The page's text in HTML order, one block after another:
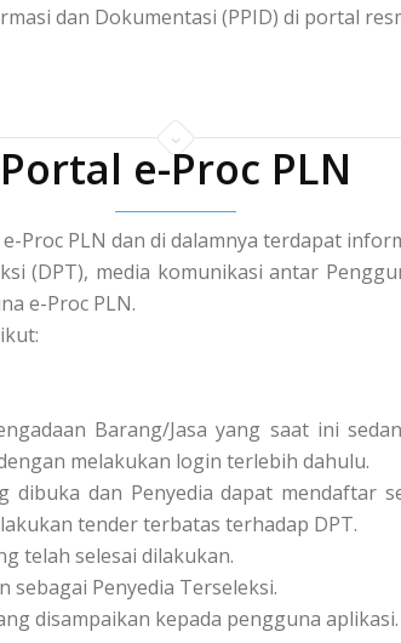
dan Dokumentasi (PPID) di portal
Portal e-Proc PLN
Proc PLN dan di dalamnya terdapat
(DPT), media komunikasi antar
e-Proc PLN.
Barang/Jasa yang saat ini
melakukan login terlebih dahulu.
dan Penyedia dapat mendaftar
tender terbatas terhadap DPT.
telah selesai dilakukan.
Penyedia Terseleksi.
disampaikan kepada pengguna aplikasi.